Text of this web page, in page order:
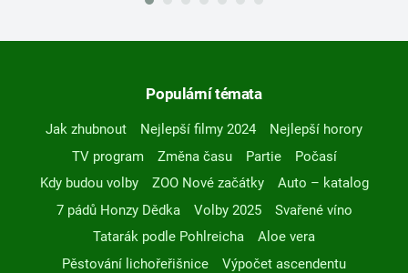
Populární témata
Jak zhubnout Nejlepší filmy 2024
Nejlepší horory
TV program
Změna času Partie
Počasí
Kdy budou volby
ZOO Nové začátky
Auto – katalog
7 pádů Honzy Dědka
Volby 2025
Svařené víno
Tatarák podle Pohlreicha
Aloe vera
Pěstování lichořeřišnice
Výpočet ascendentu